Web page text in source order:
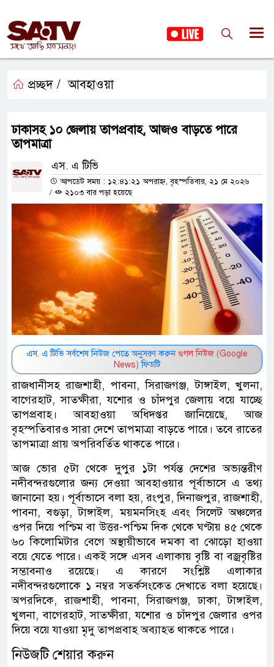
প্রচ্ছদ / আবহাওয়া
ঢাকাসহ ১০ জেলায় তাপপ্রবাহ, আজও বাড়তে পারে
তাপমাত্রা
এস. এ টিভি
আপডেট সময় : ১২:৪১:২১ অপরাহ্ন, বৃহস্পতিবার, ২১ মে ২০২৬
/
২১০৩ বার পড়া হয়েছে
এস. এ টিভি সর্বশেষ নিউজ পেতে অনুসরণ করুন গুগল নিউজ (Google
News) ফিডটি
রাজধানীসহ রাজশাহী, পাবনা, সিরাজগঞ্জ, টাঙ্গাইল, খুলনা,
বাগেরহাট, সাতক্ষীরা, যশোর ও চাঁদপুর জেলায় বয়ে যাচ্ছে
তাপপ্রবাহ। আবহাওয়া অধিদপ্তর জানিয়েছে, আজ
বৃহস্পতিবারও সারা দেশে তাপমাত্রা বাড়তে পারে। তবে রাতের
তাপমাত্রা প্রায় অপরিবর্তিত থাকতে পারে।
আজ ভোর ৫টা থেকে দুপুর ১টা পর্যন্ত দেশের অভ্যন্তরীণ
নদীবন্দরগুলোর জন্য দেওয়া আবহাওয়ার পূর্বাভাসে এ তথ্য
জানানো হয়। পূর্বাভাসে বলা হয়, রংপুর, দিনাজপুর, রাজশাহী,
পাবনা, বগুড়া, টাঙ্গাইল, ময়মনসিংহ এবং সিলেট অঞ্চলের
ওপর দিয়ে পশ্চিম বা উত্তর-পশ্চিম দিক থেকে ঘণ্টায় ৪৫ থেকে
৬০ কিলোমিটার বেগে অস্থায়ীভাবে দমকা বা ঝোড়ো হাওয়া
বয়ে যেতে পারে। একই সঙ্গে এসব এলাকায় বৃষ্টি বা বজ্রবৃষ্টির
সম্ভাবনাও রয়েছে। এ কারণে সংশ্লিষ্ট এলাকার
নদীবন্দরগুলোকে ১ নম্বর সতর্কসংকেত দেখাতে বলা হয়েছে।
অপরদিকে, রাজশাহী, পাবনা, সিরাজগঞ্জ, ঢাকা, টাঙ্গাইল,
খুলনা, বাগেরহাট, সাতক্ষীরা, যশোর ও চাঁদপুর জেলার ওপর
দিয়ে বয়ে যাওয়া মৃদু তাপপ্রবাহ অব্যাহত থাকতে পারে।
নিউজটি শেয়ার করুন